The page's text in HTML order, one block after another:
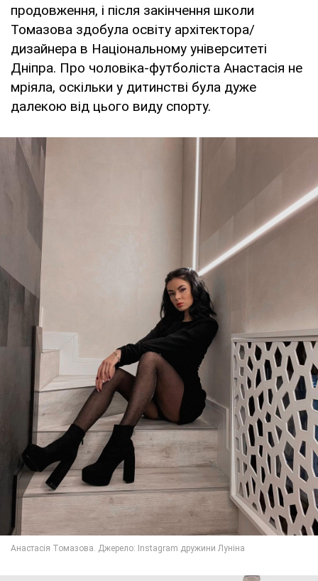
продовження, і після закінчення школи
Томазова здобула освіту архітектора/
дизайнера в Національному університеті
Дніпра. Про чоловіка-футболіста Анастасія не
мріяла, оскільки у дитинстві була дуже
далекою від цього виду спорту.